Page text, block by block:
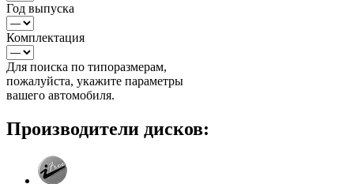
Год выпуска
Комплектация
Для поиска по типоразмерам,
пожалуйста, укажите параметры
вашего автомобиля.
Производители дисков: